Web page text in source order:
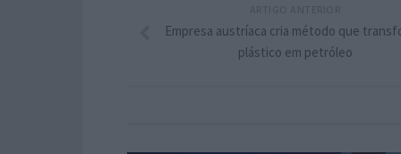
Empresa austríaca cria método que
plástico em petróleo